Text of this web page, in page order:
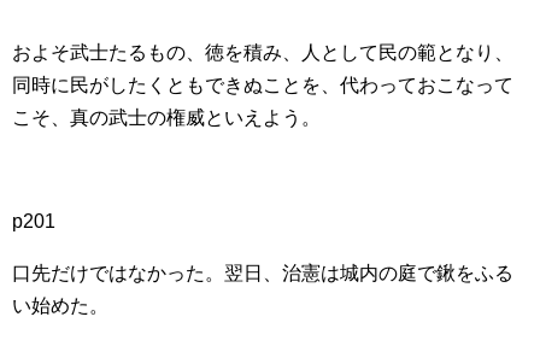
およそ武士たるもの、徳を積み、人として民の範となり、
同時に民がしたくともできぬことを、代わっておこなって
こそ、真の武士の権威といえよう。
p201
口先だけではなかった。翌日、治憲は城内の庭で鍬をふる
い始めた。